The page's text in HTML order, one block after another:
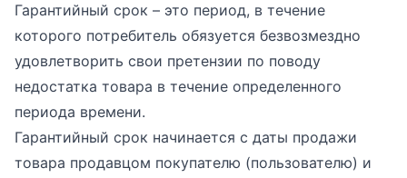
Гарантийный срок – это период, в течение
которого потребитель обязуется безвозмездно
удовлетворить свои претензии по поводу
недостатка товара в течение определенного
периода времени.
Гарантийный срок начинается с даты продажи
товара продавцом покупателю (пользователю) и